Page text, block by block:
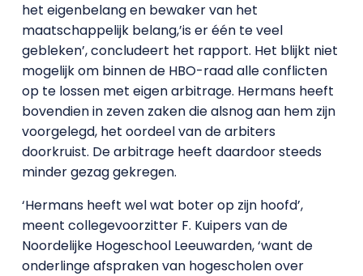
het eigenbelang en bewaker van het
maatschappelijk belang,’is er één te veel
gebleken’, concludeert het rapport. Het blijkt niet
mogelijk om binnen de HBO-raad alle conflicten
op te lossen met eigen arbitrage. Hermans heeft
bovendien in zeven zaken die alsnog aan hem zijn
voorgelegd, het oordeel van de arbiters
doorkruist. De arbitrage heeft daardoor steeds
minder gezag gekregen.
‘Hermans heeft wel wat boter op zijn hoofd’,
meent collegevoorzitter F. Kuipers van de
Noordelijke Hogeschool Leeuwarden, ‘want de
onderlinge afspraken van hogescholen over